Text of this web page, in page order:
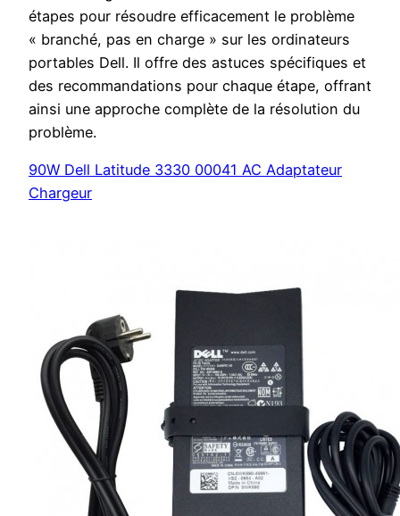
étapes pour résoudre efficacement le problème
« branché, pas en charge » sur les ordinateurs
portables Dell. Il offre des astuces spécifiques et
des recommandations pour chaque étape, offrant
ainsi une approche complète de la résolution du
problème.
90W Dell Latitude 3330 00041 AC Adaptateur
Chargeur